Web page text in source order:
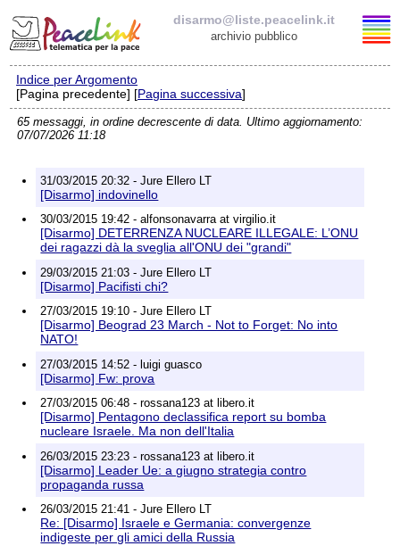
disarmo@liste.peacelink.it
archivio pubblico
Elenco delle liste
disarmo@liste.peacelink.it
Informativa sulla privacy
Richieste di rimozione
Indice per Argomento
[Pagina precedente] [Pagina successiva]
65 messaggi, in ordine decrescente di data. Ultimo aggiornamento:
07/07/2026 11:18
31/03/2015 20:32 - Jure Ellero LT
[Disarmo] indovinello
30/03/2015 19:42 - alfonsonavarra at virgilio.it
[Disarmo] DETERRENZA NUCLEARE ILLEGALE: L’ONU
dei ragazzi dà la sveglia all'ONU dei "grandi"
29/03/2015 21:03 - Jure Ellero LT
[Disarmo] Pacifisti chi?
27/03/2015 19:10 - Jure Ellero LT
[Disarmo] Beograd 23 March - Not to Forget: No into
NATO!
27/03/2015 14:52 - luigi guasco
[Disarmo] Fw: prova
27/03/2015 06:48 - rossana123 at libero.it
[Disarmo] Pentagono declassifica report su bomba
nucleare Israele. Ma non dell'Italia
26/03/2015 23:23 - rossana123 at libero.it
[Disarmo] Leader Ue: a giugno strategia contro
propaganda russa
26/03/2015 21:41 - Jure Ellero LT
Re: [Disarmo] Israele e Germania: convergenze
indigeste per gli amici della Russia